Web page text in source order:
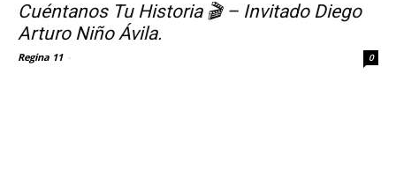
Cuéntanos Tu Historia 🎬 – Invitado Diego
Arturo Niño Ávila.
Regina 11 0